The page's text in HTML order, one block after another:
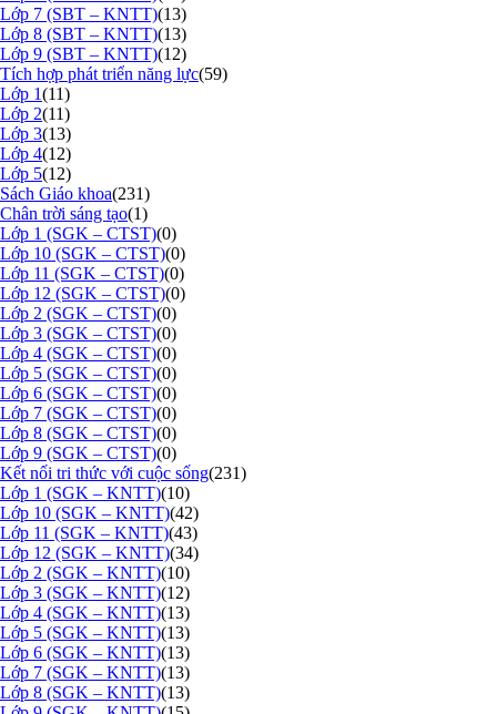
Lớp 7 (SBT – KNTT)(13)
Lớp 8 (SBT – KNTT)(13)
Lớp 9 (SBT – KNTT)(12)
Tích hợp phát triển năng lực(59)
Lớp 1(11)
Lớp 2(11)
Lớp 3(13)
Lớp 4(12)
Lớp 5(12)
Sách Giáo khoa(231)
Chân trời sáng tạo(1)
Lớp 1 (SGK – CTST)(0)
Lớp 10 (SGK – CTST)(0)
Lớp 11 (SGK – CTST)(0)
Lớp 12 (SGK – CTST)(0)
Lớp 2 (SGK – CTST)(0)
Lớp 3 (SGK – CTST)(0)
Lớp 4 (SGK – CTST)(0)
Lớp 5 (SGK – CTST)(0)
Lớp 6 (SGK – CTST)(0)
Lớp 7 (SGK – CTST)(0)
Lớp 8 (SGK – CTST)(0)
Lớp 9 (SGK – CTST)(0)
Kết nối tri thức với cuộc sống(231)
Lớp 1 (SGK – KNTT)(10)
Lớp 10 (SGK – KNTT)(42)
Lớp 11 (SGK – KNTT)(43)
Lớp 12 (SGK – KNTT)(34)
Lớp 2 (SGK – KNTT)(10)
Lớp 3 (SGK – KNTT)(12)
Lớp 4 (SGK – KNTT)(13)
Lớp 5 (SGK – KNTT)(13)
Lớp 6 (SGK – KNTT)(13)
Lớp 7 (SGK – KNTT)(13)
Lớp 8 (SGK – KNTT)(13)